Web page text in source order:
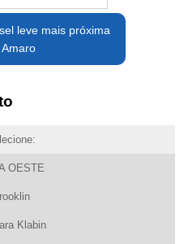
leve mais próxima
OESTE
Klabin